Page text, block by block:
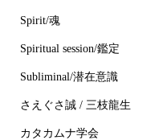
Spirit/魂
Spiritual session/鑑定
Subliminal/潜在意識
さえぐさ誠 / 三枝龍生
カタカムナ学会